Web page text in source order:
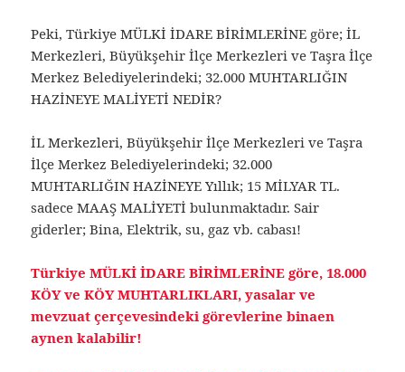
Peki, Türkiye MÜLKİ İDARE BİRİMLERİNE göre; İL
Merkezleri, Büyükşehir İlçe Merkezleri ve Taşra İlçe
Merkez Belediyelerindeki; 32.000 MUHTARLIĞIN
HAZİNEYE MALİYETİ NEDİR?
İL Merkezleri, Büyükşehir İlçe Merkezleri ve Taşra
İlçe Merkez Belediyelerindeki; 32.000
MUHTARLIĞIN HAZİNEYE Yıllık; 15 MİLYAR TL.
sadece MAAŞ MALİYETİ bulunmaktadır. Sair
giderler; Bina, Elektrik, su, gaz vb. cabası!
Türkiye MÜLKİ İDARE BİRİMLERİNE göre, 18.000
KÖY ve KÖY MUHTARLIKLARI, yasalar ve
mevzuat çerçevesindeki görevlerine binaen
aynen kalabilir!